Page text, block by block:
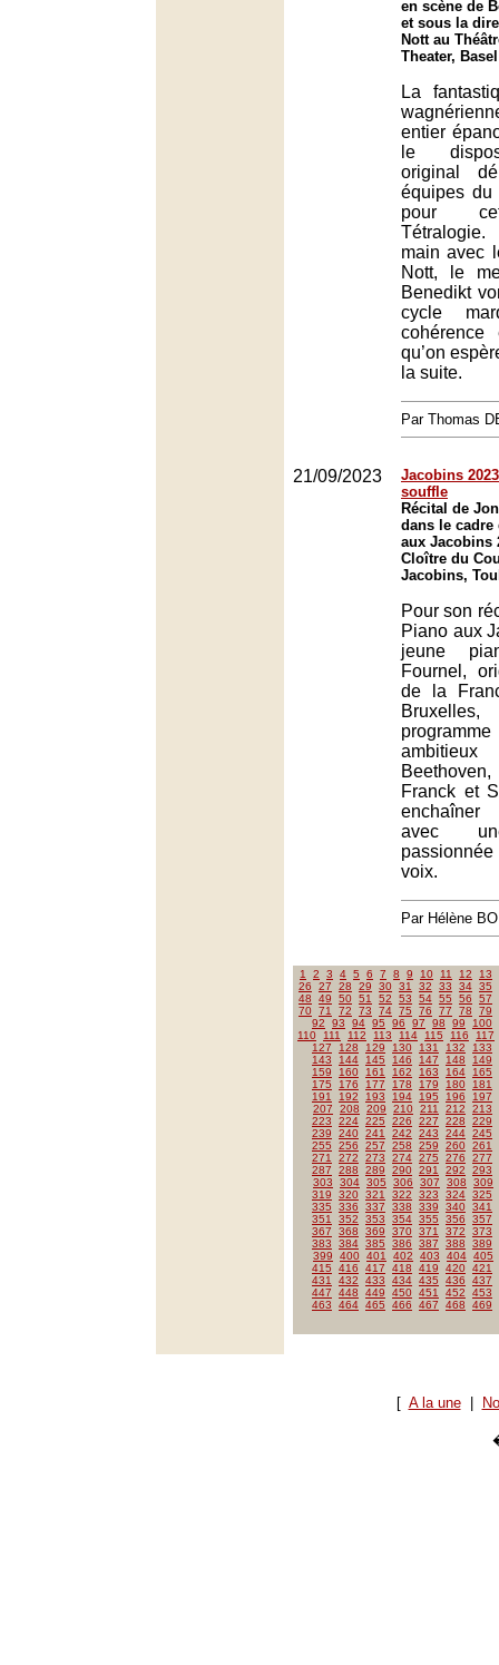
en scène de
et sous la
Nott au
Theater, Basel
La
entier
le
original
équipes du
pour
main avec
Nott, le
Benedikt
cycle
qu’on
la suite.
Par Thomas
21/09/2023
Jacobins
souffle
Récital de
dans le
aux Jacobins
Cloître du
Jacobins,
Pour son
Piano aux
jeune
Fournel,
de la
ambitieux
Franck et
avec
voix.
Par Hélène
1 2 3 4 5 6 7 8 9 10 11 12
13
26
27 28 29 30 31 32 33 34 35
48
49 50 51 52 53 54 55 56
57
70 71 72 73 74 75 76 77 78
79
92
93 94 95 96 97 98 99
100
110
111 112 113 114 115 116
117
127
128 129 130 131 132
133
143
144 145 146 147 148
149
159
160 161 162 163 164
165
175
176 177 178 179 180
181
191
192 193 194 195 196
197
207
208 209 210 211 212
213
223
224 225 226 227 228
229
239
240 241 242 243 244 245
255
256 257 258 259 260 261
271
272 273 274 275 276
277
287
288 289 290 291 292
293
303
304 305 306 307 308
309
319
320 321 322 323 324 325
335
336 337 338 339 340 341
351
352 353 354 355 356
357
367
368 369 370 371 372
373
383
384 385 386 387 388
389
399
400 401 402 403 404 405
415
416 417 418 419 420 421
431
432 433 434 435 436
437
447
448 449 450 451 452
453
463
464 465 466 467 468 469
[ A la une|